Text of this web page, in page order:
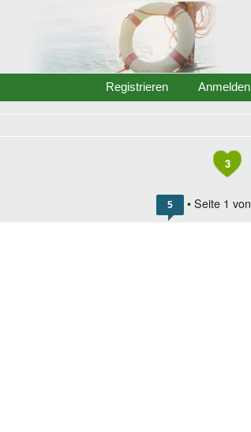
Anmelden
Registrieren
3
5 • Seite 1 von